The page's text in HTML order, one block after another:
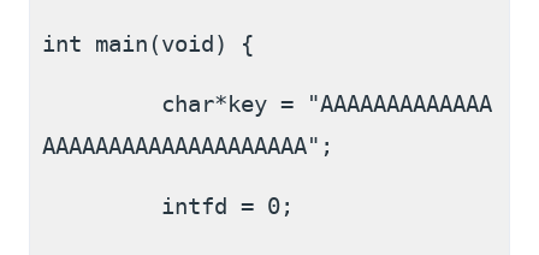
char*key = "AAAAAAAAAAAAA
AAAAAAAAAAAAAAAAAAAA";
intfd = 0;